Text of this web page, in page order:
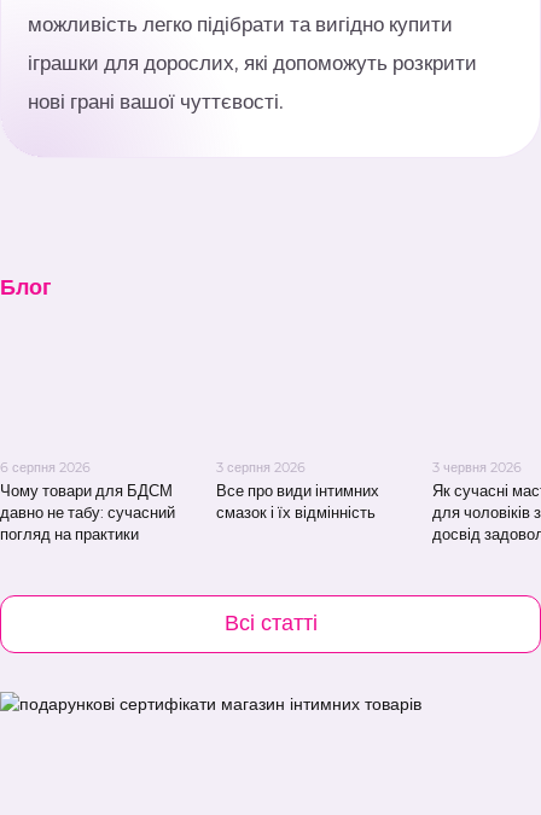
можливість легко підібрати та вигідно купити
іграшки для дорослих, які допоможуть розкрити
нові грані вашої чуттєвості.
Блог
6 серпня 2026
Чому товари для БДСМ
давно не табу: сучасний
погляд на практики
3 серпня 2026
Все про види інтимних
смазок і їх відмінність
3 червня 2026
Як сучасні
для чоловіків
досвід
Всі статті